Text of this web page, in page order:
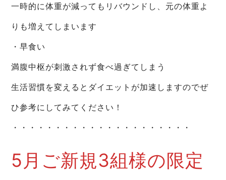
一時的に体重が減ってもリバウンドし、元の体重よ
りも増えてしまいます
・早食い
満腹中枢が刺激されず食べ過ぎてしまう
生活習慣を変えるとダイエットが加速しますのでぜ
ひ参考にしてみてください！
・・・・・・・・・・・・・・・・・・・・・
5月ご新規3組様の限定